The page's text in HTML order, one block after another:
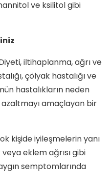
ve ksilitol gibi
iltihaplanma, ağrı ve
çölyak hastalığı ve
hastalıkların neden
amaçlayan bir
kişide iyileşmelerin yanı
eklem ağrısı gibi
semptomlarında